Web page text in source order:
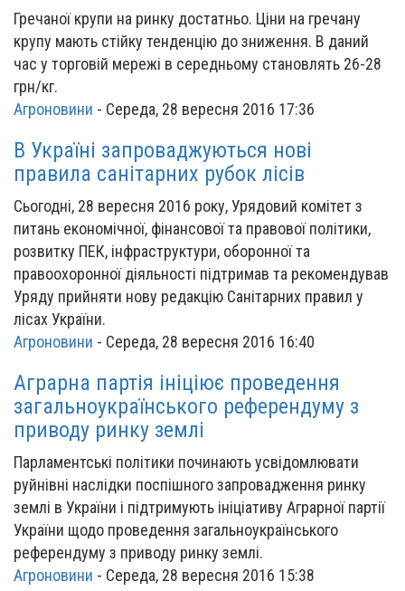
Гречаної крупи на ринку достатньо. Ціни на гречану
крупу мають стійку тенденцію до зниження. В даний
час у торговій мережі в середньому становлять 26-28
грн/кг.
Агроновини - Середа, 28 вересня 2016 17:36
В Україні запроваджуються нові
правила санітарних рубок лісів
Сьогодні, 28 вересня 2016 року, Урядовий комітет з
питань економічної, фінансової та правової політики,
розвитку ПЕК, інфраструктури, оборонної та
правоохоронної діяльності підтримав та рекомендував
Уряду прийняти нову редакцію Санітарних правил у
лісах України.
Агроновини - Середа, 28 вересня 2016 16:40
Аграрна партія ініціює проведення
загальноукраїнського референдуму з
приводу ринку землі
Парламентські політики починають усвідомлювати
руйнівні наслідки поспішного запровадження ринку
землі в України і підтримують ініціативу Аграрної партії
України щодо проведення загальноукраїнського
референдуму з приводу ринку землі.
Агроновини - Середа, 28 вересня 2016 15:38